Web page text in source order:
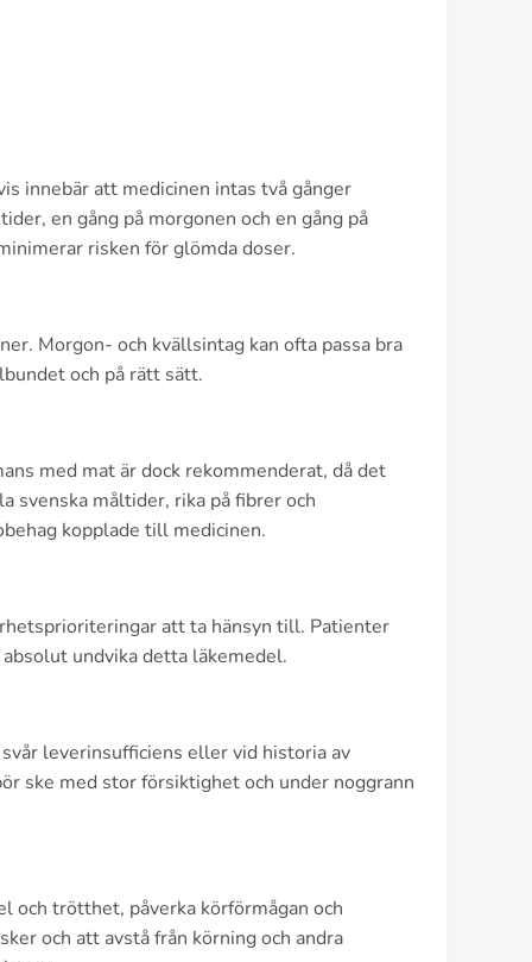
innebär att medicinen intas två gånger
en gång på morgonen och en gång på
risken för glömda doser.
Morgon- och kvällsintag kan ofta passa bra
och på rätt sätt.
med mat är dock rekommenderat, då det
svenska måltider, rika på fibrer och
kopplade till medicinen.
att ta hänsyn till. Patienter
undvika detta läkemedel.
leverinsufficiens eller vid historia av
ske med stor försiktighet och under noggrann
och trötthet, påverka körförmågan och
och att avstå från körning och andra